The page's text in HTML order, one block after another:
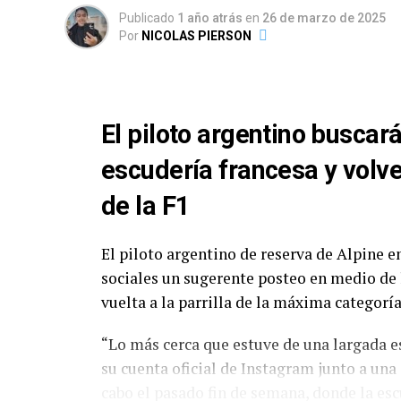
completa el recorrido por la Patagonia.
semana.
de ACTC tras el golpe en El Calafate.
resalta el regreso de Martín Serrano, a
TURISMO CARRETERA –
Orden Numero
1
1
2
2
3
3
Publicado 1 año atrás en 26 de marzo de 2025
Por NICOLAS PIERSON
El piloto argentino
escudería francesa y
de la F1
El piloto argentino de reserva de Alpine
sociales un sugerente posteo en medio
vuelta a la parrilla de la máxima
“Lo más cerca que estuve de una largada
su cuenta oficial de Instagram junto a